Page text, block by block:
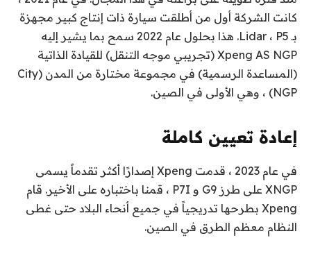
كانت الشركة أول من أطلقت سيارة ذات إنتاج كبير مجهزة
بـ Lidar ، P5. هذا بحلول عام 2022 سمح بما يشير إليه
Xpeng AS NGP (تجريبي موجه التنقل) للقيادة الذاتية
(المساعدة الرسمية) في مجموعة مختارة من المدن (City
NGP) ، وهي الأولى في الصين.
إعادة تعيين كاملة
في عام 2023 ، قدمت Xpeng إصدارًا أكثر تقدماً يسمى
XNGP على طرز G9 و P7I ، قمنا باختباره على الأخير. قام
Xpeng بطرحها تدريجياً في جميع أنحاء البلاد حتى غطى
النظام معظم الطرق في الصين.